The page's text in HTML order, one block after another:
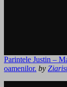
Parintele Justin –
oamenilor. by